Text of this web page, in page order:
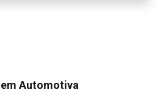
Automotiva